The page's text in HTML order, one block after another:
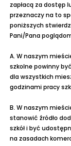
zapłacą za dostęp
przeznaczy na to
poniższych
Pani/Pana
A. W naszym
szkolne powinny
dla wszystkich
godzinami pracy
B. W naszym
stanowić źródło
szkół i być
na zasadach